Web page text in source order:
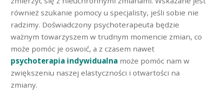
również szukanie pomocy u specjalisty, jeśli sobie nie
radzimy. Doświadczony psychoterapeuta będzie
ważnym towarzyszem w trudnym momencie zmian, co
może pomóc je oswoić, a z czasem nawet
psychoterapia indywidualna może pomóc nam w
zwiększeniu naszej elastyczności i otwartości na
zmiany.